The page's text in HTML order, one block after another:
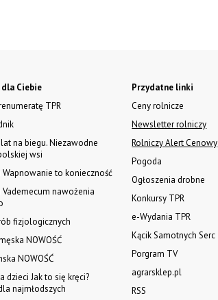
Ciebie
TPR
na biegu. Niezawodne
wsi
Wapnowanie to konieczność
Vademecum nawożenia
fizjologicznych
NOWOŚĆ
NOWOŚĆ
dzieci Jak to się kręci?
najmłodszych
Przydatne linki
Ceny rolnicze
Newsletter rolniczy
Rolniczy Alert Cenowy
Pogoda
Ogłoszenia drobne
Konkursy TPR
e-Wydania TPR
Kącik Samotnych Serc
Porgram TV
agrarsklep.pl
RSS